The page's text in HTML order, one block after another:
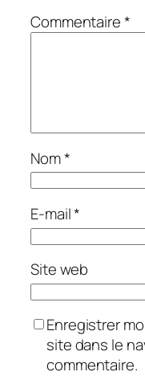
Commentaire*
Nom*
E-mail*
Site web
Enregistrer
site dans le
commentaire.